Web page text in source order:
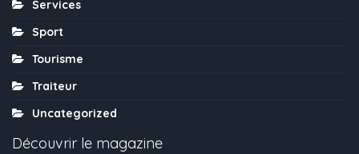
Services
Sport
Tourisme
Traiteur
Uncategorized
Découvrir le magazine